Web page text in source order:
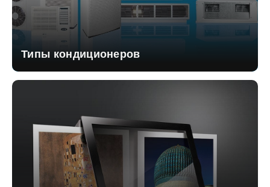
Типы кондиционеров